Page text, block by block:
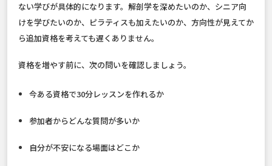
ない学びが具体的になります。解剖学を深めたいのか、シニア向
けを学びたいのか、ピラティスも加えたいのか、方向性が見えてか
ら追加資格を考えても遅くありません。
資格を増やす前に、次の問いを確認しましょう。
今ある資格で30分レッスンを作れるか
参加者からどんな質問が多いか
自分が不安になる場面はどこか